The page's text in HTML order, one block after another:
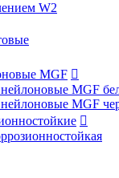
W2
MGF 
MGF
MGF
